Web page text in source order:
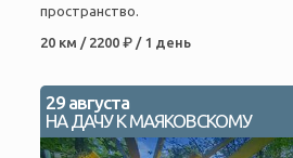
пространство.
20 км / 2200 ₽ / 1 день
29 августа
НА ДАЧУ К МАЯКОВСКОМУ